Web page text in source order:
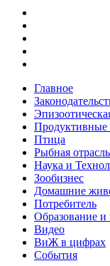
Главное
Птица
Рыбная отрасль
Наука и
Зообизнес
Домашние
Потребитель
Образование и
Видео
ВиЖ в цифрах
События